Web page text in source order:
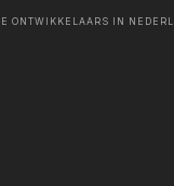
ONTWIKKELAARS IN